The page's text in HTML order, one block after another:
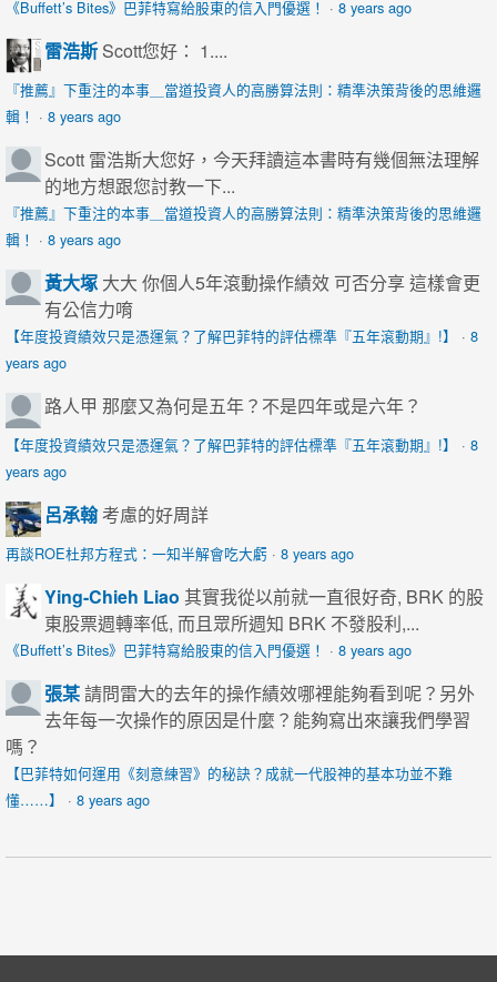
《Buffett’s Bites》巴菲特寫給股東的信入門優選！ · 8 years ago
雷浩斯 Scott您好： 1....
『推薦』下重注的本事＿當道投資人的高勝算法則：精準決策背後的思維邏
輯！ · 8 years ago
Scott 雷浩斯大您好，今天拜讀這本書時有幾個無法理解
的地方想跟您討教一下...
『推薦』下重注的本事＿當道投資人的高勝算法則：精準決策背後的思維邏
輯！ · 8 years ago
黃大塚 大大 你個人5年滾動操作績效 可否分享 這樣會更
有公信力唷
【年度投資績效只是憑運氣？了解巴菲特的評估標準『五年滾動期』!】 · 8
years ago
路人甲 那麼又為何是五年？不是四年或是六年？
【年度投資績效只是憑運氣？了解巴菲特的評估標準『五年滾動期』!】 · 8
years ago
呂承翰考慮的好周詳
再談ROE杜邦方程式：一知半解會吃大虧 · 8 years ago
Ying-Chieh Liao 其實我從以前就一直很好奇, BRK 的股
東股票週轉率低, 而且眾所週知 BRK 不發股利,...
《Buffett’s Bites》巴菲特寫給股東的信入門優選！ · 8 years ago
張某請問雷大的去年的操作績效哪裡能夠看到呢？另外
去年每一次操作的原因是什麼？能夠寫出來讓我們學習
嗎？
【巴菲特如何運用《刻意練習》的秘訣？成就一代股神的基本功並不難
懂……】
· 8 years ago